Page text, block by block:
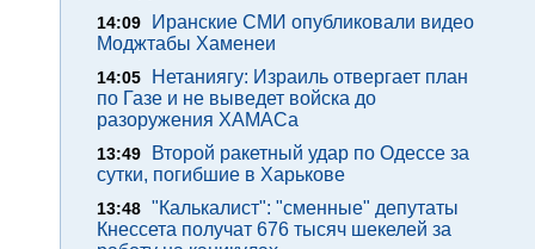
14:09
Иранские СМИ опубликовали видео
Моджтабы Хаменеи
14:05
Нетаниягу: Израиль отвергает план
по Газе и не выведет войска до
разоружения ХАМАСа
13:49
Второй ракетный удар по Одессе за
сутки, погибшие в Харькове
13:48 "Калькалист": "сменные" депутаты
Кнессета получат 676 тысяч шекелей за